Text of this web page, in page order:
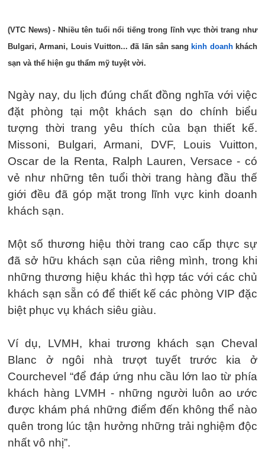
(VTC News) - Nhiều tên tuổi nổi tiếng trong lĩnh vực thời trang như
Bulgari, Armani, Louis Vuitton... đã lấn sân sang kinh doanhkhách
sạn và thể hiện gu thẩm mỹ tuyệt vời.
Ngày nay, du lịch đúng chất đồng nghĩa với việc
đặt phòng tại một khách sạn do chính biểu
tượng thời trang yêu thích của bạn thiết kế.
Missoni, Bulgari, Armani, DVF, Louis Vuitton,
Oscar de la Renta, Ralph Lauren, Versace - có
vẻ như những tên tuổi thời trang hàng đầu thế
giới đều đã góp mặt trong lĩnh vực kinh doanh
khách sạn.
Một số thương hiệu thời trang cao cấp thực sự
đã sở hữu khách sạn của riêng mình, trong khi
những thương hiệu khác thì hợp tác với các chủ
khách sạn sẵn có để thiết kế các phòng VIP đặc
biệt phục vụ khách siêu giàu.
Ví dụ, LVMH, khai trương khách sạn Cheval
Blanc ở ngôi nhà trượt tuyết trước kia ở
Courchevel “để đáp ứng nhu cầu lớn lao từ phía
khách hàng LVMH - những người luôn ao ước
được khám phá những điểm đến không thể nào
quên trong lúc tận hưởng những trải nghiệm độc
nhất vô nhị”.